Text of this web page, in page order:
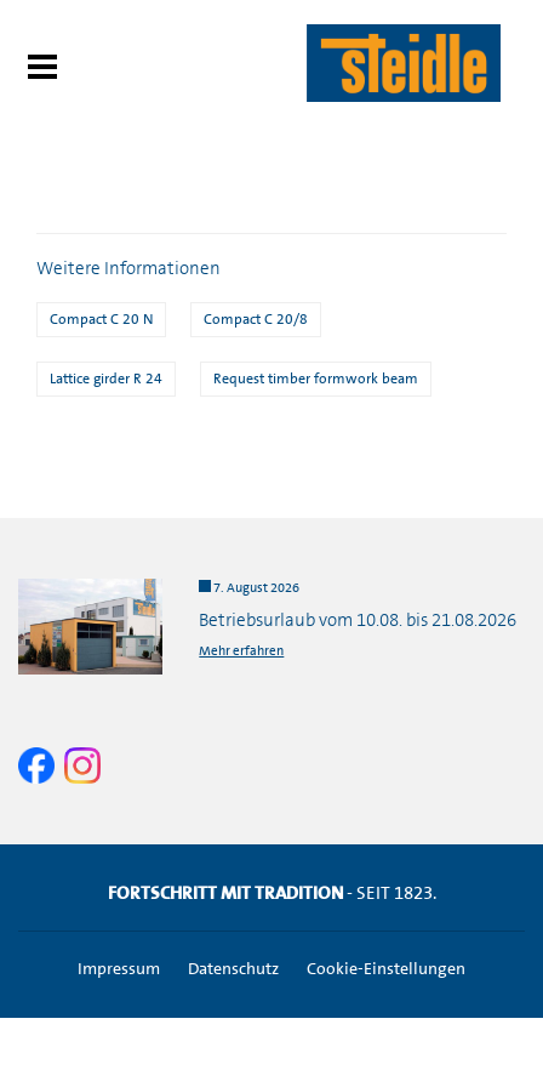
Weitere Informationen
Compact C 20 N Compact C 20/8
Lattice girder R 24 Request timber formwork beam
7. August 2026
Betriebsurlaub vom 10.08. bis 21.08.2026
Mehr erfahren
FORTSCHRITT MIT TRADITION- SEIT 1823.
Impressum Datenschutz Cookie-Einstellungen